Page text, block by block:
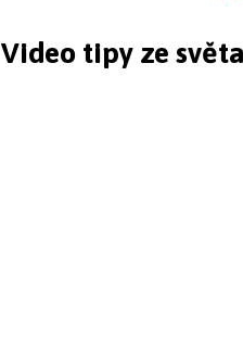
Video tipy ze